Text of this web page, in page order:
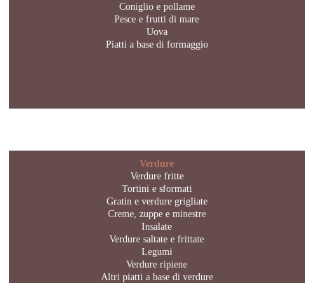
Coniglio e pollame
Pesce e frutti di mare
Uova
Piatti a base di formaggio
Verdure
Verdure fritte
Tortini e sformati
Gratin e verdure grigliate
Creme, zuppe e minestre
Insalate
Verdure saltate e frittate
Legumi
Verdure ripiene
Altri piatti a base di verdure